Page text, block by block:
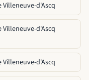
d'Ascq
d'Ascq
d'Ascq